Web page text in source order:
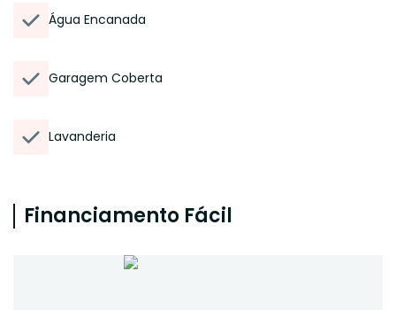
Água Encanada
Garagem Coberta
Lavanderia
Financiamento Fácil